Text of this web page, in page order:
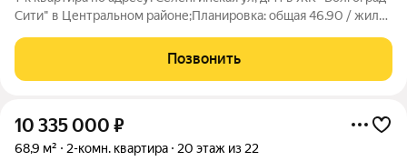
Сити" в Центральном районе;Планировка: общая 46.90 / жилая
квартире сделан качественный ремонт. Натяжные потолки.
Пластиковые
Позвонить
10 335 000 ₽
68,9 м² 2-комн. квартира 20 этаж из 22